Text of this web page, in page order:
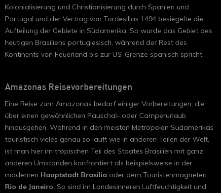
Kolonialisierung und Christianisierung durch Spanien und
Portugal und der Vertrag von Tordesillas 1494 besiegelte die
Aufteilung der Gebiete in Südamerika. So wurde das Gebiet des
heutigen Brasiliens portugiesisch, während der Rest des
Kontinents von Feuerland bis zur US-Grenze spanisch spricht.
Amazonas Reisevorbereitungen
Eine Reise zum Amazonas bedarf einiger Vorbereitungen, die
über einen gewöhnlichen Pauschal- oder Camperurlaub
hinausgehen. Während in den meisten Metropolen Südamerikas
touristisch vieles genau so läuft wie in anderen Teilen der Welt,
ist man hier im tropischen Teil des Staates Brasilien mit ganz
anderen Umständen konfrontiert als beispielsweise in der
modernen Hauptstadt Brasilia oder dem Touristenmagneten
Rio de Janeiro. So sind im Landesinneren Luftfeuchtigkeit und